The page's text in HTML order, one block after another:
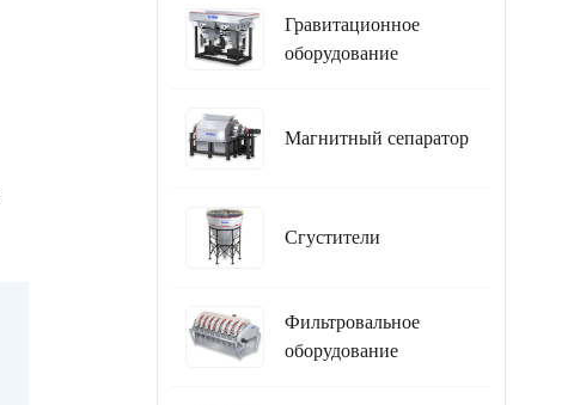
Гравитационное
оборудование
Магнитный сепаратор
Сгустители
Фильтровальное
оборудование